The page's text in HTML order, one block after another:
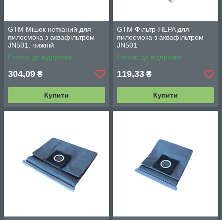
GTM Мішок нетканий для
пилосмока з аквафільтром
JN501, нижній
Готово до відправки
304,09 ₴
Купити
GTM Фільтр-HEPA для
пилосмока з аквафільтром
JN501
Готово до відправки
119,33 ₴
Купити